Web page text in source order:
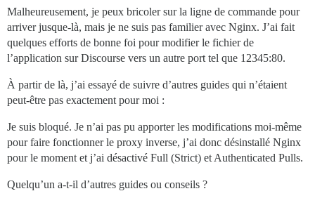
Malheureusement, je peux bricoler sur la ligne de commande pour
arriver jusque-là, mais je ne suis pas familier avec Nginx. J’ai fait
quelques efforts de bonne foi pour modifier le fichier de
l’application sur Discourse vers un autre port tel que 12345:80.
À partir de là, j’ai essayé de suivre d’autres guides qui n’étaient
peut-être pas exactement pour moi :
Je suis bloqué. Je n’ai pas pu apporter les modifications moi-même
pour faire fonctionner le proxy inverse, j’ai donc désinstallé Nginx
pour le moment et j’ai désactivé Full (Strict) et Authenticated Pulls.
Quelqu’un a-t-il d’autres guides ou conseils ?